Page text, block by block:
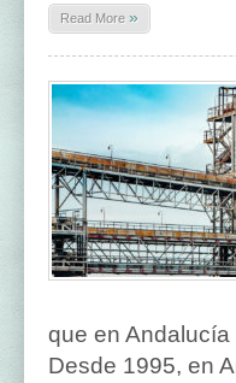
Read More »
que en Andalucía
Desde 1995, en